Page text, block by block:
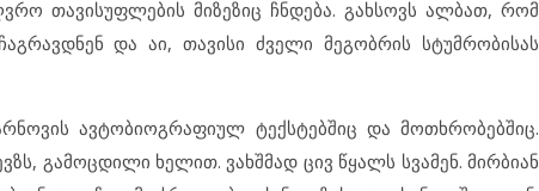
თავისუფლების მიზეზიც ჩნდება. გახსოვს ალბათ, რომ
და აი, თავისი ძველი მეგობრის სტუმრობისას
ავტობიოგრაფიულ ტექსტებშიც და მოთხრობებშიც.
გამოცდილი ხელით. ვახშმად ცივ წყალს სვამენ. მირბიან